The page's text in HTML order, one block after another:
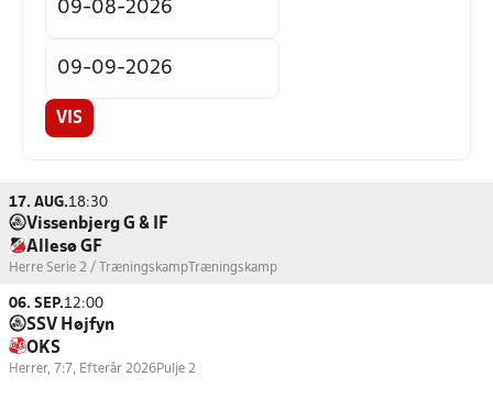
VIS
17. AUG.18:30
Vissenbjerg G & IF
Allesø GF
Herre Serie 2 / Træningskamp Træningskamp
06. SEP.12:00
SSV Højfyn
OKS
Herrer, 7:7, Efterår 2026Pulje 2